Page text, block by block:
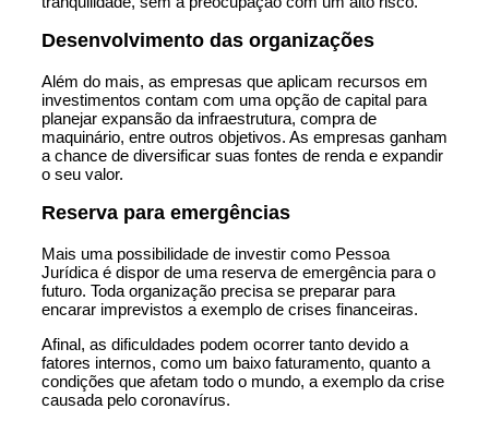
Desenvolvimento das organizações
Além do mais, as empresas que aplicam recursos em
investimentos contam com uma opção de capital para
planejar expansão da infraestrutura, compra de
maquinário, entre outros objetivos. As empresas ganham
a chance de diversificar suas fontes de renda e expandir
o seu valor.
Reserva para emergências
Mais uma possibilidade de investir como Pessoa
Jurídica é dispor de uma reserva de emergência para o
futuro. Toda organização precisa se preparar para
encarar imprevistos a exemplo de crises financeiras.
Afinal, as dificuldades podem ocorrer tanto devido a
fatores internos, como um baixo faturamento, quanto a
condições que afetam todo o mundo, a exemplo da crise
causada pelo coronavírus.